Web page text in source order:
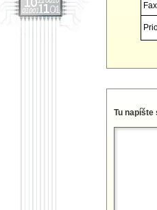
Tu napíšte